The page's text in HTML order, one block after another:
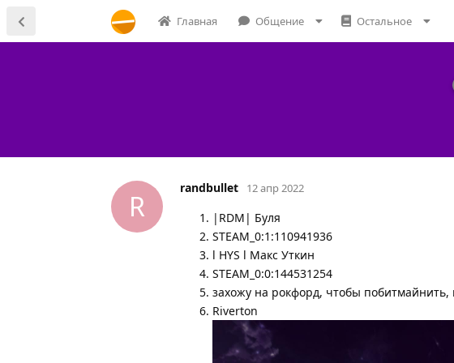
Главная Общение Остальное
R
randbullet 12 апр 2022
|RDM| Буля
STEAM_0:1:110941936
l HYS l Макс Уткин
STEAM_0:0:144531254
захожу на рокфорд, чтобы
Riverton